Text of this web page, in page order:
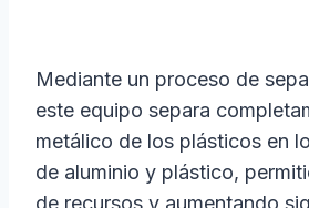
Mediante un proceso de
este equipo separa
metálico de los plásticos en
de aluminio y plástico,
de recursos y aumentando